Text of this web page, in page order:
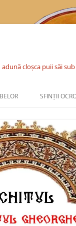
cloşca puii săi
SFINŢII
SFÂNTUL
GHEORGHE